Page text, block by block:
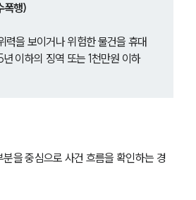
폭행)
력을 보이거나 위험한 물건을 휴대
이하의 징역 또는 1천만원 이하
을 중심으로 사건 흐름을 확인하는 경